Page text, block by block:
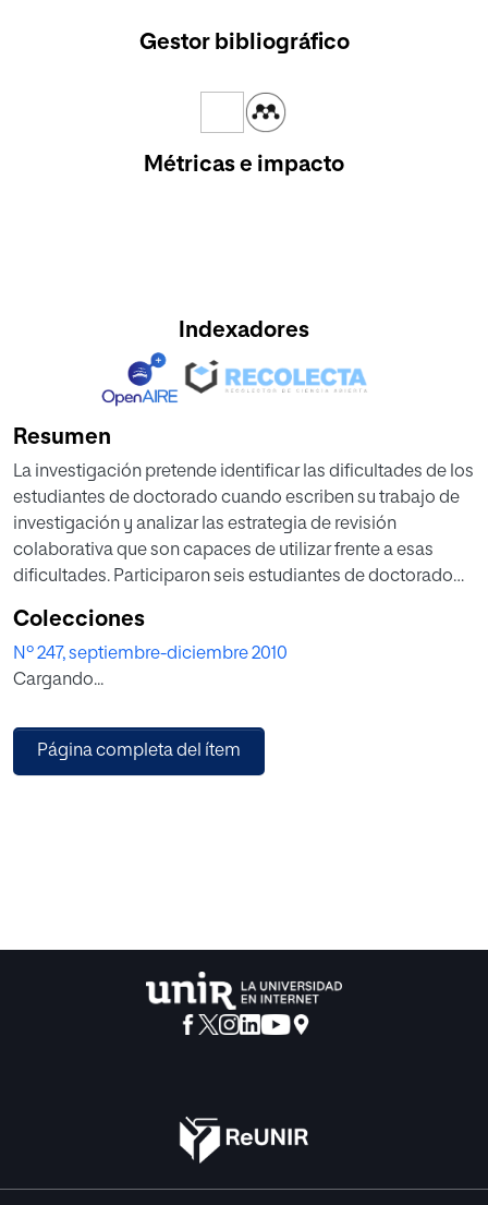
Gestor bibliográfico
Métricas e impacto
Indexadores
Resumen
La investigación pretende identificar las dificultades de los
estudiantes de doctorado cuando escriben su trabajo de
investigación y analizar las estrategia de revisión
colaborativa que son capaces de utilizar frente a esas
dificultades. Participaron seis estudiantes de doctorado
proyectos de tesis. Se analizó el discurso de cada pareja
en las sesiones de revisión (18 horas) y los cambios
introducidos en los textos (18 borradores).
Los resultados indican que los problemas para conectar la
información son los más frecuentes. El análisis detallado
Colecciones
Nº 247, septiembre-diciembre 2010
Cargando...
Página completa del ítem